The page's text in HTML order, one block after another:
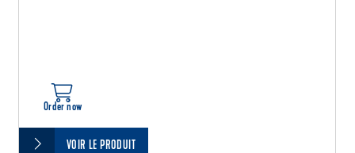
Order now
VOIR LE PRODUIT